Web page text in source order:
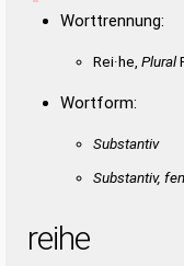
Worttrennung:
Rei·he, Plural
Wortform:
Substantiv
Substantiv,
reihe